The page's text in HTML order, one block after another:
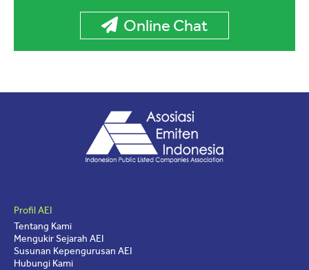
Online Chat
Profil AEI
Tentang Kami
Mengukir Sejarah AEI
Susunan Kepengurusan AEI
Hubungi Kami